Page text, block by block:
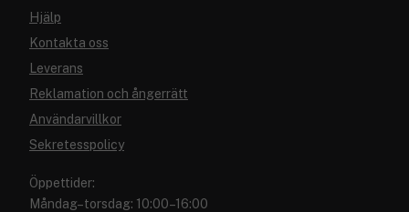
Hjälp
Kontakta oss
Leverans
Reklamation och ångerrätt
Användarvillkor
Sekretesspolicy
Öppettider:
Måndag–torsdag: 10:00–16:00